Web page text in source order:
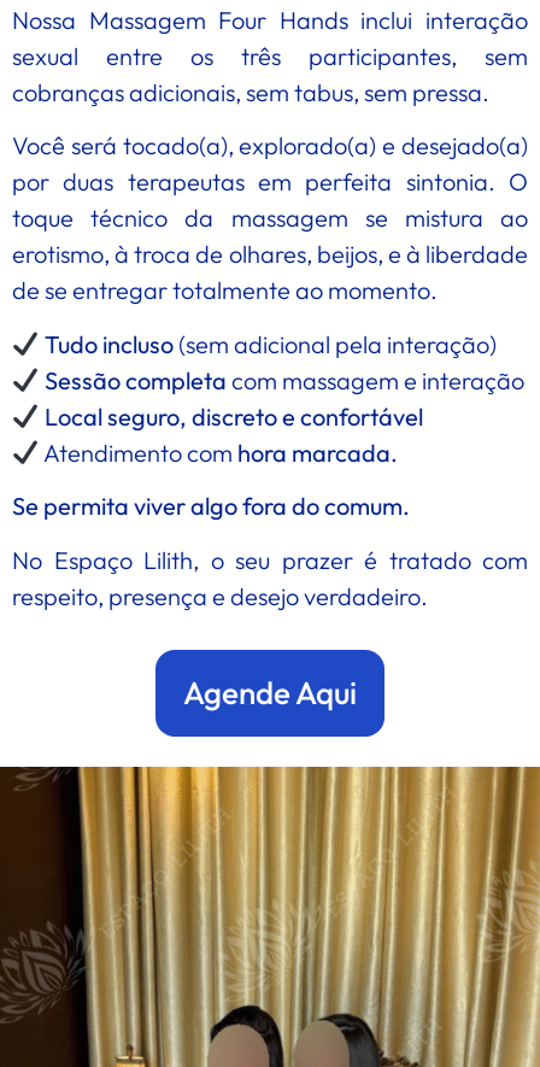
Nossa Massagem Four Hands inclui interação
sexual entre os três participantes, sem
cobranças adicionais, sem tabus, sem pressa.
Você será tocado(a), explorado(a) e desejado(a)
por duas terapeutas em perfeita sintonia. O
toque técnico da massagem se mistura ao
erotismo, à troca de olhares, beijos, e à liberdade
de se entregar totalmente ao momento.
Tudo incluso(sem adicional pela interação)
Sessão completa com massagem e interação
Local seguro, discreto e confortável
Atendimento com hora marcada.
Se permita viver algo fora do comum.
No Espaço Lilith, o seu prazer é tratado com
respeito, presença e desejo verdadeiro.
Agende Aqui